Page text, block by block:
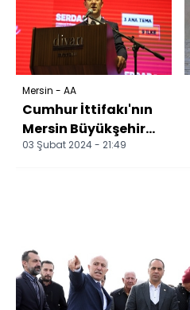
Mersin - AA
Cumhur İttifakı'nın
Mersin Büyükşehir
Belediye Başkan
03 Şubat 2024 - 21:49